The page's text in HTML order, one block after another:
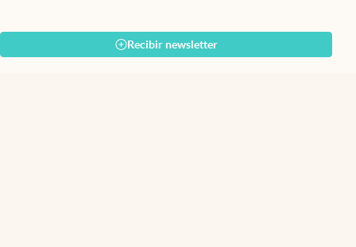
Recibir newsletter